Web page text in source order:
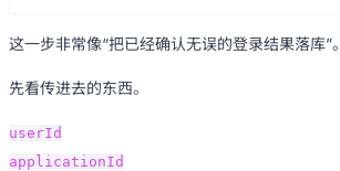
这一步非常像“把已经确认无误的登录结果落库”。
先看传进去的东西。
userId
applicationId